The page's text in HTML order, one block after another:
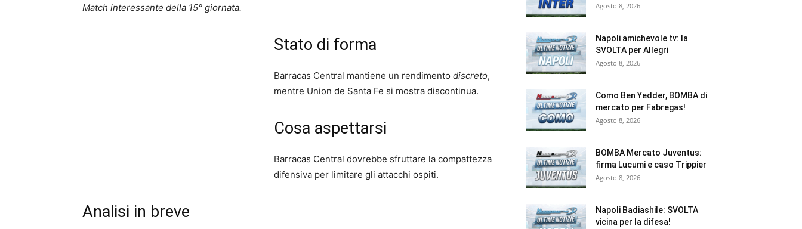
Match interessante della 15° giornata.
Stato di forma
Barracas Central mantiene un rendimento discreto,
mentre Union de Santa Fe si mostra discontinua.
Cosa aspettarsi
Barracas Central dovrebbe sfruttare la compattezza
difensiva per limitare gli attacchi ospiti.
Analisi in breve
Agosto 8, 2026
Napoli amichevole tv: la
SVOLTA per Allegri
Agosto 8, 2026
Como Ben Yedder, BOMBA di
mercato per Fabregas!
Agosto 8, 2026
BOMBA Mercato Juventus:
firma Lucumi e caso Trippier
Agosto 8, 2026
Napoli Badiashile: SVOLTA
vicina per la difesa!